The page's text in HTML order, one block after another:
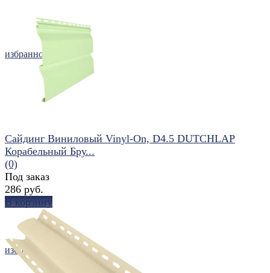
избранное
избранное сравнить
Сайдинг Виниловый Vinyl-On, D4.5 DUTCHLAP
Корабельный Бру...
(0)
Под заказ
286 руб.
В корзину